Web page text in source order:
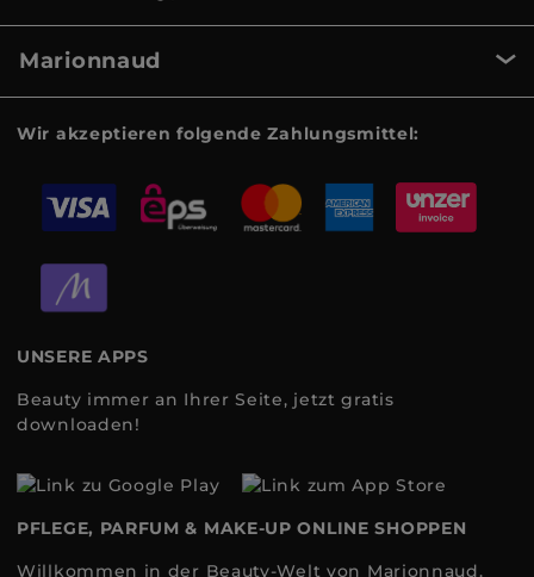
Marionnaud
Wir akzeptieren folgende Zahlungsmittel:
UNSERE APPS
Beauty immer an Ihrer Seite, jetzt gratis
downloaden!
PFLEGE, PARFUM & MAKE-UP ONLINE SHOPPEN
Willkommen in der Beauty-Welt von Marionnaud.